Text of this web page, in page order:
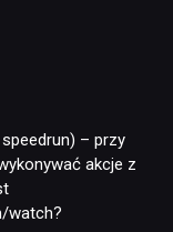
– przy
akcje z
watch?